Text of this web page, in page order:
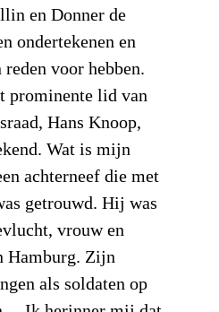
en Donner de
ondertekenen en
voor hebben.
prominente lid van
Hans Knoop,
Wat is mijn
achterneef die met
getrouwd. Hij was
vrouw en
Hamburg. Zijn
als soldaten op